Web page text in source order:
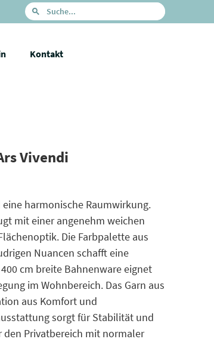
Kontakt
Vivendi
harmonische Raumwirkung.
mit einer angenehm weichen
Die Farbpalette aus
Nuancen schafft eine
cm breite Bahnenware eignet
im Wohnbereich. Das Garn aus
aus Komfort und
sorgt für Stabilität und
Privatbereich mit normaler